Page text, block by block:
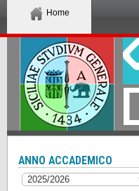
Home
ANNO ACCADEMICO